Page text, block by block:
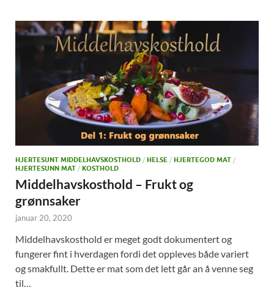
HJERTESUNT MIDDELHAVSKOSTHOLD / HELSE / HJERTEGOD MAT /
HJERTESUNN MAT / KOSTHOLD
Middelhavskosthold – Frukt og
grønnsaker
januar 20, 2020
Middelhavskosthold er meget godt dokumentert og
fungerer fint i hverdagen fordi det oppleves både variert
og smakfullt. Dette er mat som det lett går an å venne seg
til…